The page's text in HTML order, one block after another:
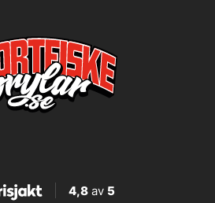
4,8av 5